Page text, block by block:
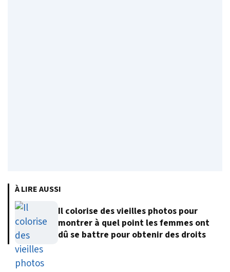
À LIRE AUSSI
Il colorise des vieilles photos pour
montrer à quel point les femmes ont
dû se battre pour obtenir des droits